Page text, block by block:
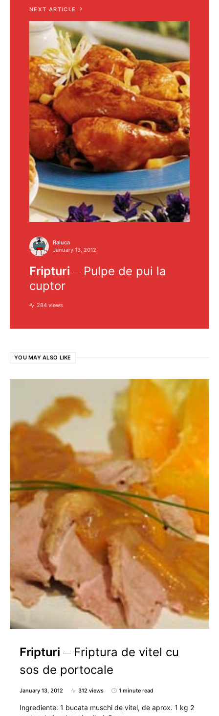
NEXT ARTICLE
Raluca
January 13, 2012
Fripturi
Pulpe de pui la
cuptor
284 views
YOU MAY ALSO LIKE
Fripturi
Friptura de vitel cu
sos de portocale
January 13, 2012 312 views 1 minute read
Ingrediente: 1 bucata muschi de vitel, de aprox. 1 kg 2